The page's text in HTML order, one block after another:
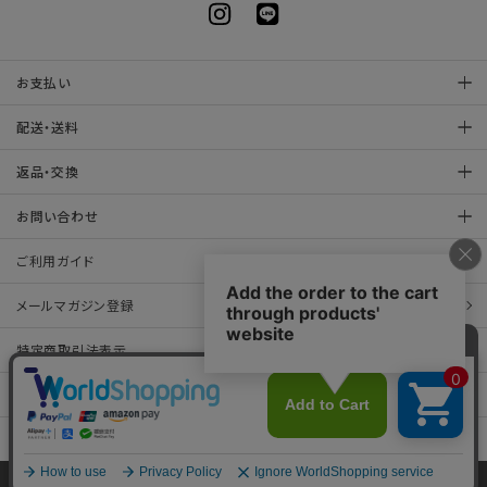
お支払い
配送・送料
返品・交換
お問い合わせ
ご利用ガイド
メールマガジン登録
特定商取引法表示
プライバシーポリシー
ログアウト
©2023 DAIGO officilal All Rights reserved.